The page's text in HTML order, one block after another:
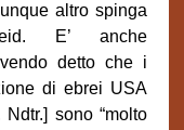
altro spinga
E’ anche
detto che i
di ebrei USA
sono “molto